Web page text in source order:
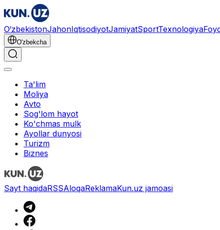
O‘zbekistonJahonIqtisodiyotJamiyatSportTexnologiya
O'zbekcha
Ta'lim
Moliya
Avto
Sog'lom hayot
Ko'chmas mulk
Ayollar dunyosi
Turizm
Biznes
Sayt haqidaRSSAloqaReklamaKun.uz jamoasi